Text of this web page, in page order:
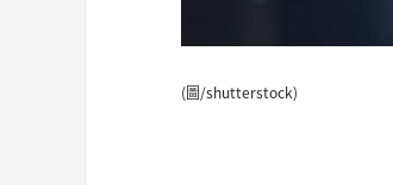
(圖/shutterstock)